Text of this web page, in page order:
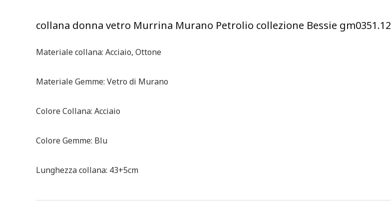
collana donna vetro Murrina Murano Petrolio collezione Bessie gm0351.12
Materiale collana: Acciaio, Ottone
Materiale Gemme: Vetro di Murano
Colore Collana: Acciaio
Colore Gemme: Blu
Lunghezza collana: 43+5cm